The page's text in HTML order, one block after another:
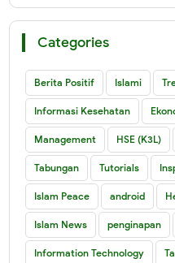
Categories
Berita Positif Islami
Informasi Kesehatan
Management HSE (K3L)
Tabungan Tutorials
Islam Peace android
Islam News penginapan
Information Technology